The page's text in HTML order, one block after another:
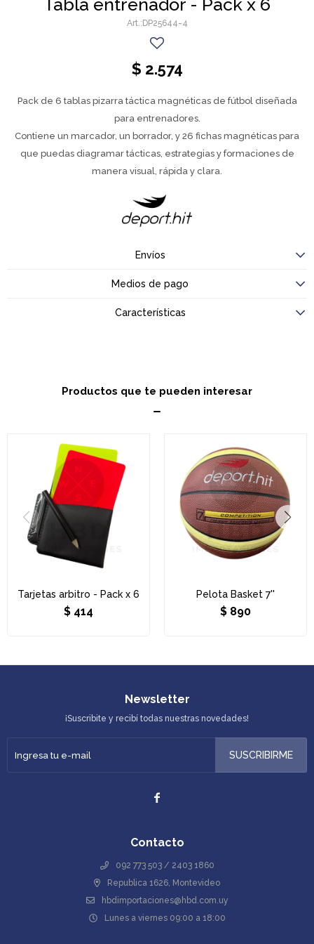
Tabla entrenador - Pack x 6
DP25644-4
$ 2.574
Pack de 6 tablas pizarra táctica magnéticas de fútbol diseñada
para entrenadores.
Contiene un marcador, un borrador, y 26 fichas magnéticas para
que puedas diagramar tácticas, estrategias y formaciones de
manera visual, rápida y clara.
Envíos
Medios de pago
Características
Productos que te pueden interesar
Tarjetas arbitro - Pack x 6
$ 414
Pelota Basket 7''
$ 890
Contacto
092 773 503 / 2403 1860
Republica 1626, Montevideo
hbdimportaciones@hbd.com.uy
Lunes a viernes 09:00 a 18:00
Newsletter
¡Suscribite y recibí todas nuestras novedades!
SUSCRIBIRME
